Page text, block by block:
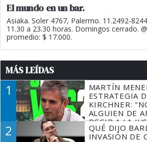
El mundo en un bar.
Asiaka. Soler 4767, Palermo. 11.2492-
11.30 a 23.30 horas. Domingos cerrado.
promedio: $ 17.000.
MÁS LEÍDAS
1
MARTÍN
ESTRATEGIA
KIRCHNER:
ALGUIEN DE
DECIR A LA
TIENE QUE
2
QUÉ DIJO
INVASIÓN DE